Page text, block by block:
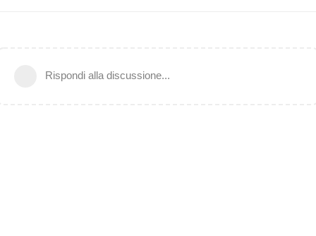
Rispondi alla discussione...